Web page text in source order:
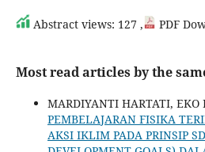
Abstract views: 127 , PDF
Most read articles by the
MARDIYANTI HARTATI, EKO
PEMBELAJARAN FISIKA
AKSI IKLIM PADA PRINSIP